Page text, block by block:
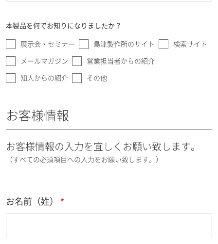
本製品を何でお知りになりましたか？
展示会・セミナー 島津製作所のサイト 検索サイト
メールマガジン 営業担当者からの紹介
知人からの紹介 その他
お客様情報
お客様情報の入力を宜しくお願い致します。
（すべての必須項目への入力をお願い致します。）
お名前（姓）